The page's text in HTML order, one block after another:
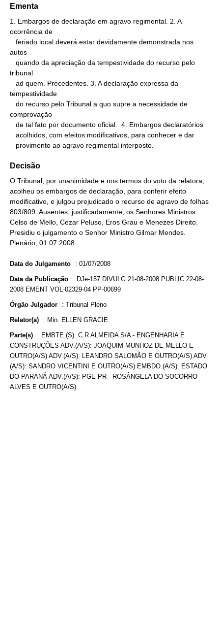
Ementa
1. Embargos de declaração em agravo regimental. 2. A
ocorrência de
autos
tribunal
tempestividade
comprovação
   provimento ao agravo regimental interposto.
Decisão
O Tribunal, por unanimidade e nos termos do voto da relatora,
acolheu os embargos de declaração, para conferir efeito
modificativo, e julgou prejudicado o recurso de agravo de folhas
803/809. Ausentes, justificadamente, os Senhores Ministros
Celso de Mello, Cezar Peluso, Eros Grau e Menezes Direito.
Presidiu o julgamento o Senhor Ministro Gilmar Mendes.
Plenário, 01.07.2008.
Data do Julgamento : 01/07/2008
Data da Publicação : DJe-157 DIVULG 21-08-2008 PUBLIC 22-08-
2008 EMENT VOL-02329-04 PP-00699
Órgão Julgador : Tribunal Pleno
Relator(a) : Min. ELLEN GRACIE
Parte(s) : EMBTE.(S): C R ALMEIDA S/A - ENGENHARIA E
CONSTRUÇÕES ADV.(A/S): JOAQUIM MUNHOZ DE MELLO E
OUTRO(A/S) ADV.(A/S): LEANDRO SALOMÃO E OUTRO(A/S) ADV.
(A/S): SANDRO VICENTINI E OUTRO(A/S) EMBDO.(A/S): ESTADO
DO PARANÁ ADV.(A/S): PGE-PR - ROSÂNGELA DO SOCORRO
ALVES E OUTRO(A/S)